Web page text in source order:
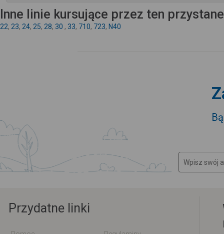
Inne linie kursujące przez ten
22, 23, 24, 25, 28, 30 , 33, 710, 723, N40
Przydatne linki